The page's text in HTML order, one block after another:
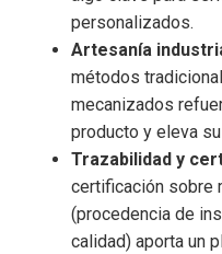
personalizados.
Artesanía
métodos
mecanizados
producto y eleva
Trazabilidad y
certificación sobre
(procedencia de
calidad) aporta un